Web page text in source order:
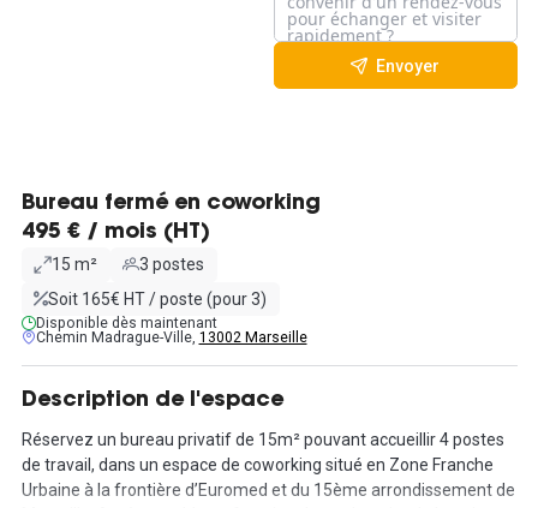
Envoyer
Bureau fermé en coworking
495 € / mois (HT)
15 m²
3 postes
Soit 165€ HT / poste (pour 3)
Disponible dès maintenant
Chemin Madrague-Ville, 13002 Marseille
Description de l'espace
Réservez un bureau privatif de 15m² pouvant accueillir 4 postes
de travail, dans un espace de coworking situé en Zone Franche
Urbaine à la frontière d’Euromed et du 15ème arrondissement de